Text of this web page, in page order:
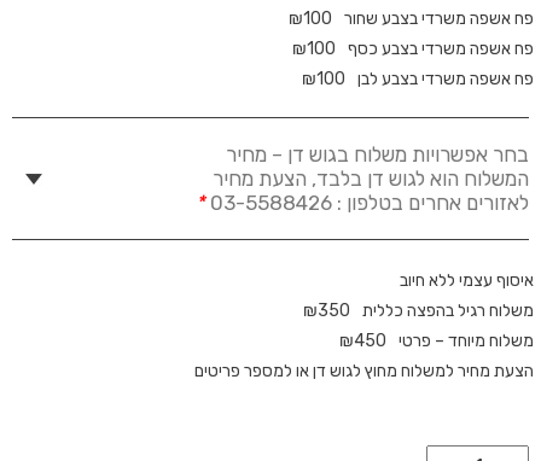
פח אשפה משרדי בצבע שחור
₪100
פח אשפה משרדי בצבע כסף
₪100
פח אשפה משרדי בצבע לבן
₪100
בחר אפשרויות משלוח בגוש דן – מחיר
המשלוח הוא לגוש דן בלבד, הצעת מחיר
לאזורים אחרים בטלפון : 03-5588426
*
איסוף עצמי ללא חיוב
משלוח רגיל בהפצה כללית
₪350
משלוח מיוחד – פרטי
₪450
הצעת מחיר למשלוח מחוץ לגוש דן או למספר פריטים